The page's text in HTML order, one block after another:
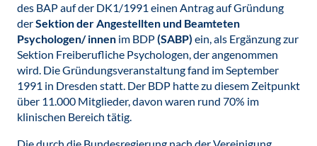
des BAP auf der DK1/1991 einen Antrag auf Gründung
derSektion derAngestellten und Beamteten
Psychologen/ innen im BDP(SABP) ein, als Ergänzung zur
Sektion Freiberufliche Psychologen, der angenommen
wird. Die Gründungsveranstaltung fand im September
1991 in Dresden statt. Der BDP hatte zu diesem Zeitpunkt
über 11.000 Mitglieder, davon waren rund 70% im
klinischen Bereich tätig.